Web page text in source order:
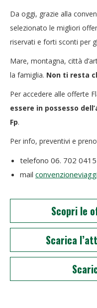
Da oggi, grazie alla
selezionato le migliori
riservati e forti sconti per
Mare, montagna, città
la famiglia. Non ti resta
Per accedere alle offerte
essere in possesso
Fp.
Per info, preventivi e
telefono 06. 702
mail
Scopri le
Scarica